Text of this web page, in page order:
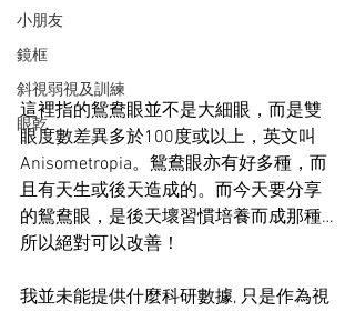
小朋友
鏡框
斜視弱視及訓練
眼乾
這裡指的鴛鴦眼並不是大細眼，而是雙
眼度數差異多於100度或以上，英文叫
Anisometropia。鴛鴦眼亦有好多種，而
且有天生或後天造成的。而今天要分享
的鴛鴦眼，是後天壞習慣培養而成那種…
所以絕對可以改善！
我並未能提供什麼科研數據, 只是作為視